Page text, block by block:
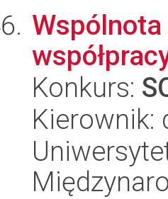
Konkurs:
Kierownik: